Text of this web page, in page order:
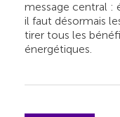
message central :
il faut désormais
tirer tous les
énergétiques.